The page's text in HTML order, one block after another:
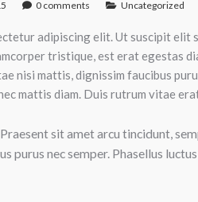
0 comments Uncategorized
adipiscing elit. Ut suscipit elit
tristique, est erat egestas
nisi mattis, dignissim faucibus
mattis diam. Duis rutrum vitae
sit amet arcu tincidunt,
purus nec semper. Phasellus